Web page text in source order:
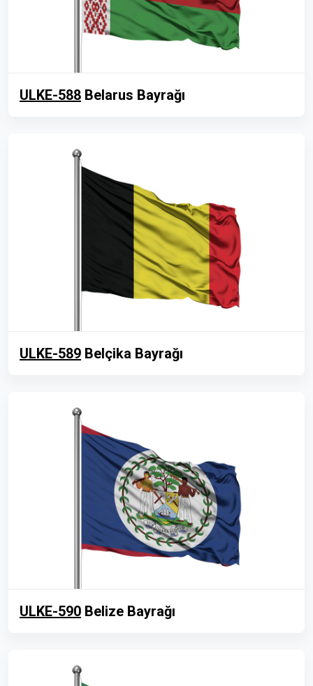
ULKE-588 Belarus Bayrağı
ULKE-589 Belçika Bayrağı
ULKE-590 Belize Bayrağı